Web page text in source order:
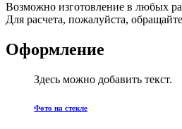
Возможно изготовление в любых
Для расчета, пожалуйста,
Оформление
Здесь можно добавить текст.
Фото на стекле